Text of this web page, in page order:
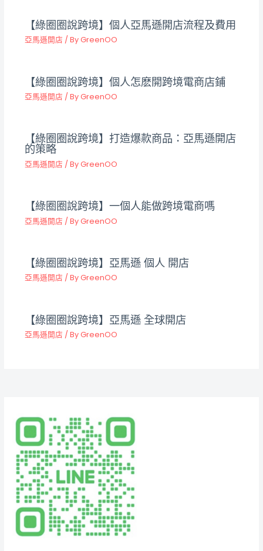
【綠圈圈說跨境】個人亞馬遜開店流程及費用
亞馬遜開店 / ByGreenOO
【綠圈圈說跨境】個人怎麽開跨境電商店鋪
亞馬遜開店 / ByGreenOO
【綠圈圈說跨境】打造爆款商品：亞馬遜開店
的策略
亞馬遜開店 / ByGreenOO
【綠圈圈說跨境】一個人能做跨境電商嗎
亞馬遜開店 / ByGreenOO
【綠圈圈說跨境】亞馬遜 個人 開店
亞馬遜開店 / ByGreenOO
【綠圈圈說跨境】亞馬遜 全球開店
亞馬遜開店 / ByGreenOO